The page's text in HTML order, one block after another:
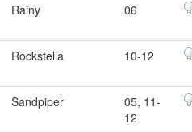
Rainy 06
Rockstella 10-12
Sandpiper
05, 11-
12